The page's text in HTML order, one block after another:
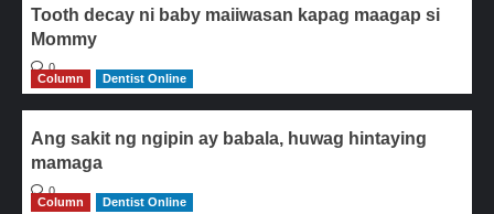
Tooth decay ni baby maiiwasan kapag maagap si
Mommy
0
Column
Dentist Online
Ang sakit ng ngipin ay babala, huwag hintaying
mamaga
0
Column
Dentist Online